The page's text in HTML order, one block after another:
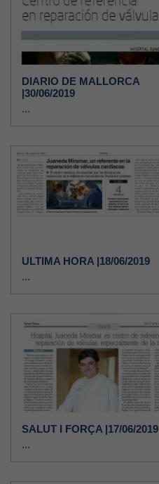
DIARIO DE MALLORCA
|30/06/2019
...
ULTIMA HORA |18/06/2019
...
SALUT I FORÇA |17/06/2019
...